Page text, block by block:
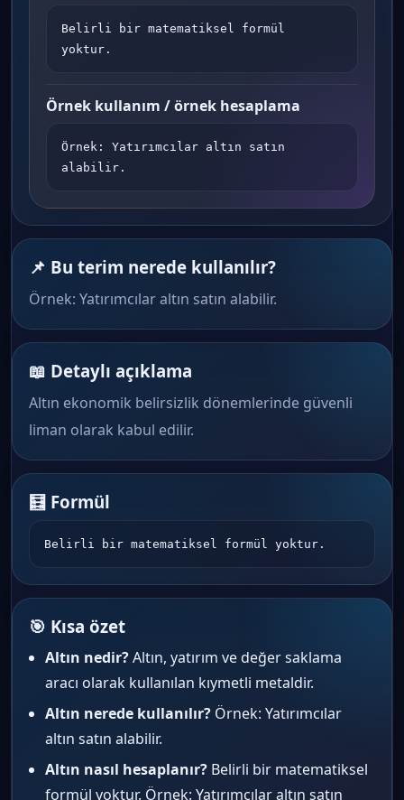
Belirli bir matematiksel formül
yoktur.
Örnek kullanım / örnek hesaplama
Örnek: Yatırımcılar altın satın
alabilir.
📌 Bu terim nerede kullanılır?
Örnek: Yatırımcılar altın satın alabilir.
📖 Detaylı açıklama
Altın ekonomik belirsizlik dönemlerinde güvenli
liman olarak kabul edilir.
🧮 Formül
Belirli bir matematiksel formül yoktur.
🎯 Kısa özet
Altın nedir?Altın, yatırım ve değer saklama
aracı olarak kullanılan kıymetli metaldir.
Altın nerede kullanılır? Örnek: Yatırımcılar
altın satın alabilir.
Altın nasıl hesaplanır? Belirli bir matematiksel
formül yoktur. Örnek: Yatırımcılar altın satın